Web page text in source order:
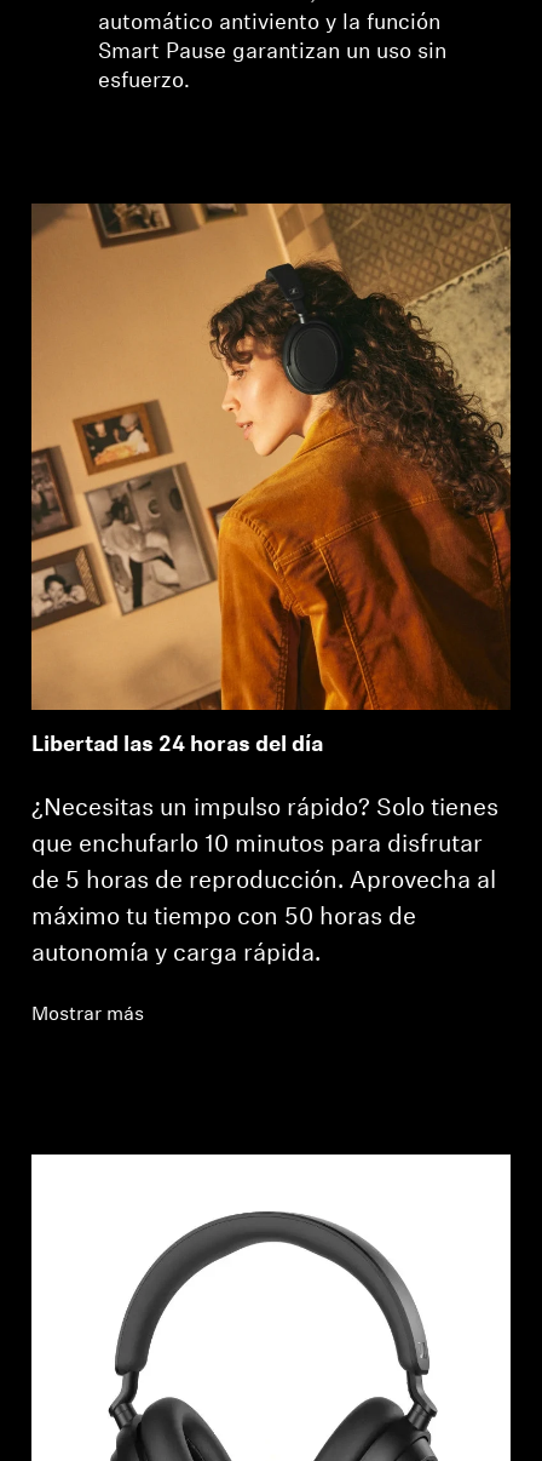
automático antiviento y la función
Smart Pause garantizan un uso sin
esfuerzo.
Libertad las 24 horas del día
¿Necesitas un impulso rápido? Solo tienes
que enchufarlo 10 minutos para disfrutar
de 5 horas de reproducción. Aprovecha al
máximo tu tiempo con 50 horas de
autonomía y carga rápida.
Mostrar más